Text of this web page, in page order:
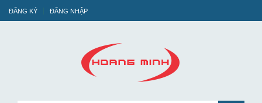
ĐĂNG KÝ ĐĂNG NHẬP